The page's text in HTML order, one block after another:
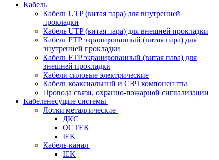
Кабель
Кабель UTP (витая пара) для внутренней
прокладки
Кабель UTP (витая пара) для внешней прокладки
Кабель FTP экранированный (витая пара) для
внутренней прокладки
Кабель FTP экранированный (витая пара) для
внешней прокладки
Кабели силовые электрические
Кабель коаксиальный и СВЧ компоненнты
Провода связи, охранно-пожарной сигнализации
Кабеленесущие системы
Лотки металлические
ДКС
ОСТЕК
IEK
Кабель-канал
IEK